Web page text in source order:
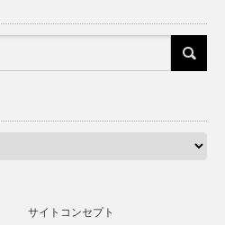
サイトコンセプト